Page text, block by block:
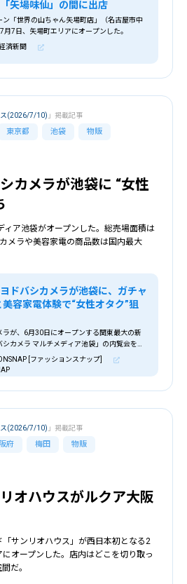
矢場味仙」の間に出店
ン「世界の山ちゃん矢場町店」（名古屋市中
月7日、矢場町エリアにオープンした。
済新聞
東京都 池袋 物販
ス(2026/7/10) 」掲載記事
カメラが池袋に “女性
ィア池袋がオープンした。総売場面積は
メラや美容家電の商品数は国内最大
ドバシカメラが池袋に、ガチャ
容家電体験で“女性オタク”狙
ラが、6月30日にオープンする関東最大の新
カメラ マルチメディア池袋」の内覧会を開
池袋本店が入居するヨドバシHD池袋ビルに入
から5階までの6フロア構成。
[ファッションスナップ]
府 梅田 物販
ス(2026/7/10) 」掲載記事
オハウスがルクア大阪
サンリオハウス」が西日本初となる2
オープンした。店内はどこを切り取っ
だ。